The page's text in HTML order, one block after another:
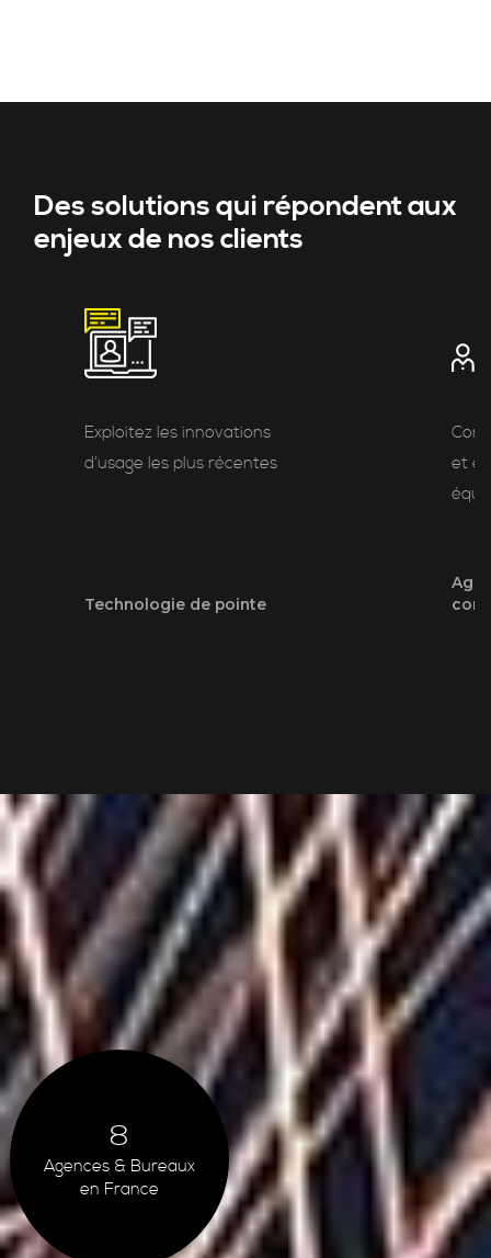
Des solutions qui répondent aux
enjeux de nos clients
Exploitez les innovations
d’usage les plus récentes
Technologie de pointe
et
8
Agences & Bureaux
en France